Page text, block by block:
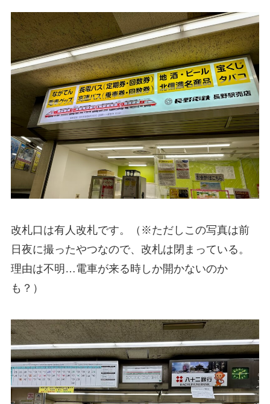
改札口は有人改札です。（※ただしこの写真は前
日夜に撮ったやつなので、改札は閉まっている。
理由は不明…電車が来る時しか開かないのか
も？）